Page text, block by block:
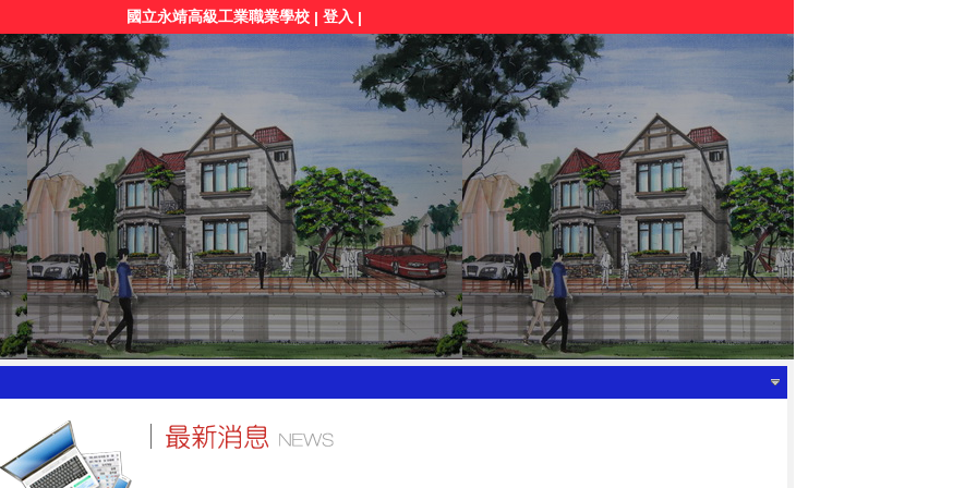
國立永靖高級工業職業學校 | 登入 |